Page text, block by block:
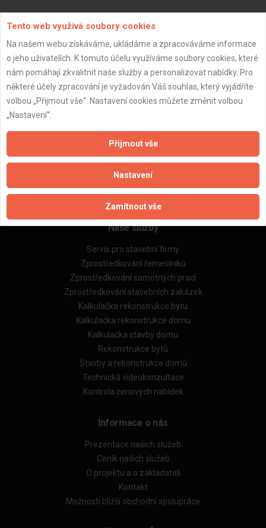
Důležité informace
Zásady pro používání souborů cookie
Naše excelové tabulky online
Naše služby
Servis pro stavební firmy
Zprostředkování řemeslníků
Zprostředkování samotných prací
Zprostředkování stavebních zakázek
Kalkulačka rekonstrukce bytu
Kalkulačka rekonstrukce domu
Kalkulačka stavby domu
Rekonstrukce bytů
Stavby a rekonstrukce domů
Technická videokonzultace
Kontrola cenových nabídek
Informace o nás
Prezentace našich služeb
Ceník našich služeb
O projektu a o zakladateli
Kontakt
Možnosti bližší obchodní spolupráce
Tento web využívá soubory cookies
Na našem webu získáváme, ukládáme a zpracováváme informace
o jeho uživatelích. K tomuto účelu využíváme soubory cookies, které
nám pomáhají zkvalitnit naše služby a personalizovat nabídky. Pro
některé účely zpracování je vyžadován Váš souhlas, který vyjádříte
volbou „Přijmout vše“. Nastavení cookies můžete změnit volbou
„Nastavení“.
Přijmout vše
Nastavení
Zamítnout vše